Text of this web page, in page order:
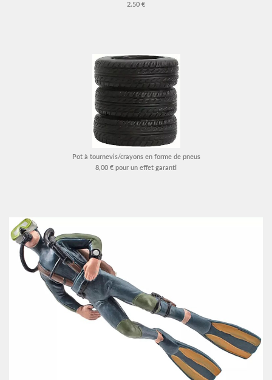
2.50 €
Pot à tournevis/crayons en forme de pneus
8,00 € pour un effet garanti